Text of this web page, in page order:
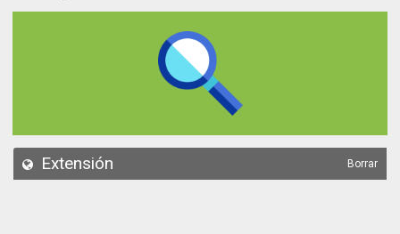
API
Extensión Borrar